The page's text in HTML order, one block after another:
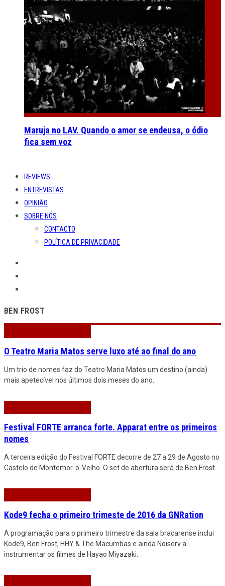
Maruja no LAV. Quando o amor se endeusa, o ódio
fica sem voz
REVIEWS
ENTREVISTAS
OPINIÃO
SOBRE NÓS
CONTACTO
POLÍTICA DE PRIVACIDADE
BEN FROST
O Teatro Maria Matos serve luxo até ao final do ano
Um trio de nomes faz do Teatro Maria Matos um destino (ainda)
mais apetecível nos últimos dois meses do ano.
Festival FORTE arranca forte. Apparat entre os primeiros
nomes
A terceira edição do Festival FORTE decorre de 27 a 29 de Agosto no
Castelo de Montemor-o-Velho. O set de abertura será de Ben Frost.
Kode9 fecha o primeiro trimeste de 2016 da GNRation
A programação para o primeiro trimestre da sala bracarense inclui
Kode9, Ben Frost, HHY & The Macumbas e ainda Noiserv a
instrumentar os filmes de Hayao Miyazaki.